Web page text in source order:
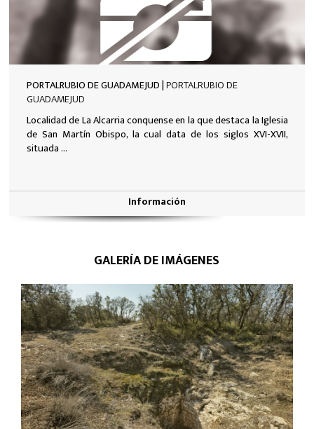
PORTALRUBIO DE GUADAMEJUD |PORTALRUBIO DE
GUADAMEJUD
Localidad de La Alcarria conquense en la que destaca la Iglesia
de San Martín Obispo, la cual data de los siglos XVI-XVII,
situada ...
Información
GALERÍA DE IMÁGENES